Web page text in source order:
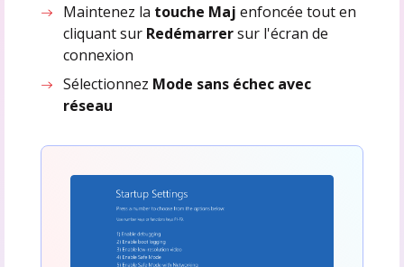
Maintenez la touche Maj enfoncée tout en
cliquant sur Redémarrersur l'écran de
connexion
Sélectionnez Mode sans échec avec
réseau